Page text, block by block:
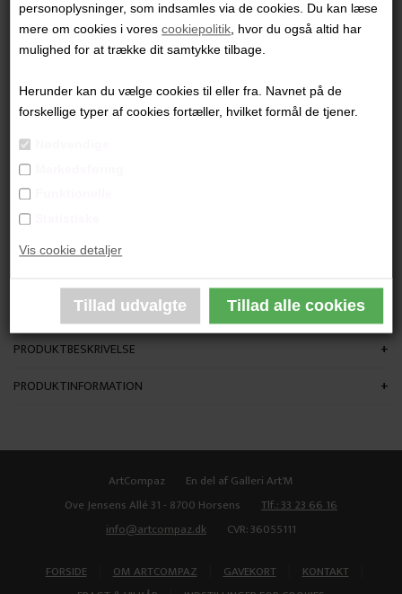
personoplysninger, som indsamles via de cookies. Du kan læse
mere om cookies i vorescookiepolitik, hvor du også altid har
mulighed for at trække dit samtykke tilbage.
Herunder kan du vælge cookies til eller fra. Navnet på de
forskellige typer af cookies fortæller, hvilket formål de tjener.
Vis cookie detaljer
Jesper Sørensen
6.500,00DKK
"Red Light Diving"
80x60 cm.
Ikke indrammet
PRODUKTBESKRIVELSE
PRODUKTINFORMATION
ArtCompaz
En del af Galleri Art'M
Ove Jensens Allé 31 - 8700 Horsens
Tlf.: 33 23 66 16
info@artcompaz.dk
CVR: 36055111
FORSIDE OM ARTCOMPAZ GAVEKORT KONTAKT